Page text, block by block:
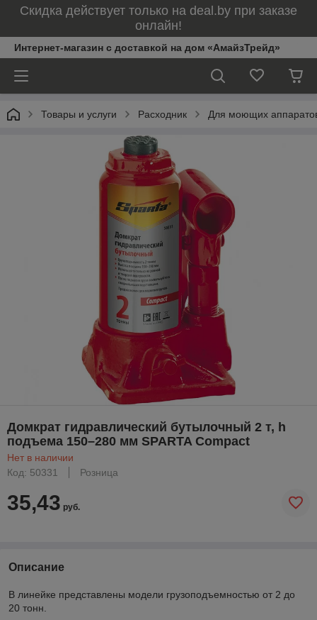
Скидка действует только на deal.by при заказе
онлайн!
Интернет-магазин с доставкой на дом «АмайзТрейд»
Товары и услуги Расходник Для моющих
Домкрат гидравлический бутылочный 2 т, h
подъема 150–280 мм SPARTA Compact
Нет в наличии
Код: 50331
Розница
35,43 руб.
Описание
В линейке представлены модели грузоподъемностью от 2 до
20 тонн.